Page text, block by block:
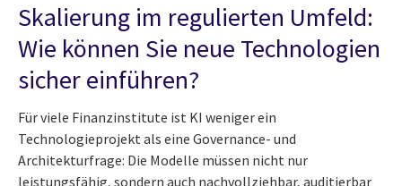
Skalierung im regulierten Umfeld:
Wie können Sie neue Technologien
sicher einführen?
Für viele Finanzinstitute ist KI weniger ein
Technologieprojekt als eine Governance- und
Architekturfrage: Die Modelle müssen nicht nur
leistungsfähig, sondern auch nachvollziehbar, auditierbar